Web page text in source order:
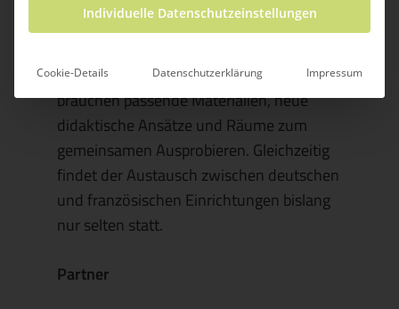
ähnlichen
und inklusiver Unterricht
brauchen passende Materialien, neue
didaktische Ansätze und Räume zum
gemeinsamen Ausprobieren. Gleichzeitig
findet der Austausch zwischen deutschen
und französischen Einrichtungen bislang
nur selten statt.
Partner
Individuelle Datenschutzeinstellungen
Cookie-Details Datenschutzerklärung Impressum